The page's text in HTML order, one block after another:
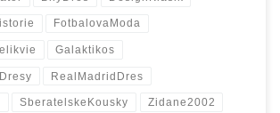
FotbalovaModa
Galaktikos
RealMadridDres
SberatelskeKousky Zidane2002